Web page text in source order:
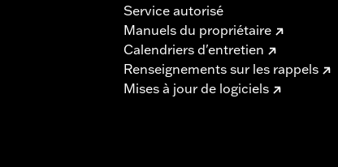
Service autorisé
Manuels du propriétaire
Calendriers d'entretien
Renseignements sur les rappels
Mises à jour de logiciels